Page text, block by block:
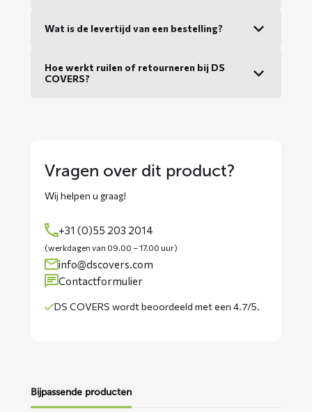
Wat is de levertijd van een bestelling?
Hoe werkt ruilen of retourneren bij DS
COVERS?
Vragen over dit product?
Wij helpen u graag!
+31 (0)55 203 2014
(werkdagen van 09.00 – 17.00 uur)
info@dscovers.com
Contactformulier
DS COVERS wordtbeoordeeld met een 4.7/5.
Bijpassende producten